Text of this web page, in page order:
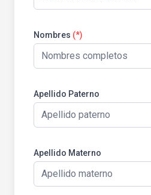
Nombres (*)
Apellido Paterno
Apellido Materno